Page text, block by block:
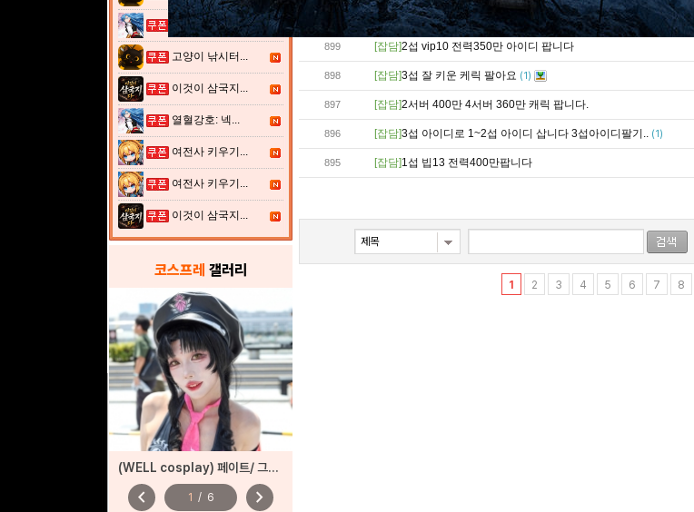
열혈강호: 넥...
고양이 낚시터...
이것이 삼국지...
열혈강호: 넥...
여전사 키우기...
여전사 키우기...
이것이 삼국지...
코스프레 갤러리
(WELL cosplay) 페이트/ 그랜드 오더
chevron_left 1 / 6 chevron_right
[잡담]1서버 전력 444만팝니다
899 [잡담]2섭 vip10 전력350만 아이디 팝니다
898 [잡담]3섭 잘 키운 케릭 팔아요 (1)
897 [잡담]2서버 400만 4서버 360만 캐릭 팝니다.
896 [잡담]3섭 아이디로 1~2섭 아이디 삽니다 3섭아이디팔기.. (1)
895 [잡담]1섭 빕13 전력400만팝니다
1 2 3 4 5 6 7 8